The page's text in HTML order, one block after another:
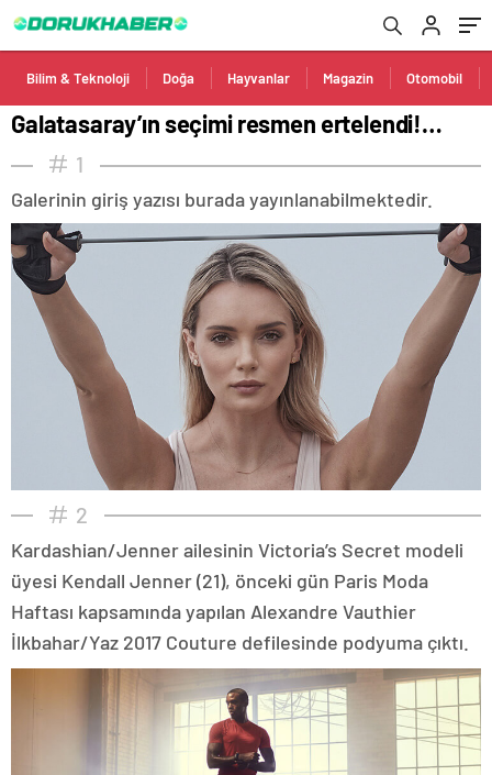
Bilim & Teknoloji Doğa Hayvanlar Magazin Otomobil
Galatasaray’ın seçimi resmen ertelendi!…
1
Galerinin giriş yazısı burada yayınlanabilmektedir.
2
Kardashian/Jenner ailesinin Victoria’s Secret modeli
üyesi Kendall Jenner (21), önceki gün Paris Moda
Haftası kapsamında yapılan Alexandre Vauthier
İlkbahar/Yaz 2017 Couture defilesinde podyuma çıktı.